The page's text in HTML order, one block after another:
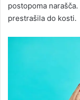
postopoma
prestrašila do kosti.